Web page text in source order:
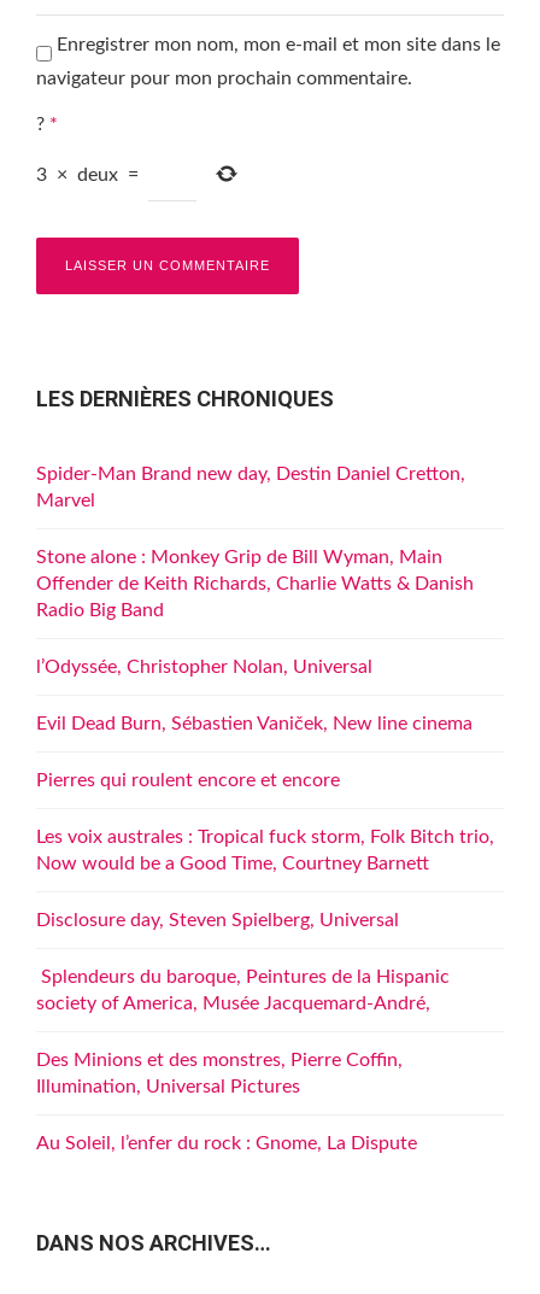
Enregistrer mon nom, mon e-mail et mon site dans le
navigateur pour mon prochain commentaire.
? *
3 × deux =
LES DERNIÈRES CHRONIQUES
Spider-Man Brand new day, Destin Daniel Cretton,
Marvel
Stone alone : Monkey Grip de Bill Wyman, Main
Offender de Keith Richards, Charlie Watts & Danish
Radio Big Band
l’Odyssée, Christopher Nolan, Universal
Evil Dead Burn, Sébastien Vaniček, New line cinema
Pierres qui roulent encore et encore
Les voix australes : Tropical fuck storm, Folk Bitch trio,
Now would be a Good Time, Courtney Barnett
Disclosure day, Steven Spielberg, Universal
Splendeurs du baroque, Peintures de la Hispanic
society of America, Musée Jacquemard-André,
Des Minions et des monstres, Pierre Coffin,
Illumination, Universal Pictures
Au Soleil, l’enfer du rock : Gnome, La Dispute
DANS NOS ARCHIVES…